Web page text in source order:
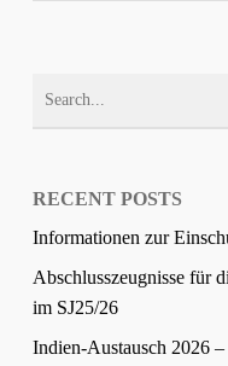
RECENT POSTS
Informationen zur
Abschlusszeugnisse für
im SJ25/26
Indien-Austausch 2026